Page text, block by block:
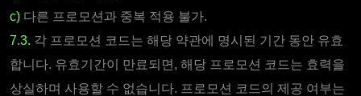
c) 다른 프로모션과 중복 적용 불가.
7.3. 각 프로모션 코드는 해당 약관에 명시된 기간 동안 유효
합니다. 유효기간이 만료되면, 해당 프로모션 코드는 효력을
상실하며 사용할 수 없습니다. 프로모션 코드의 제공 여부는